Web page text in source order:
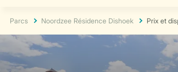
Parcs Noordzee Résidence Dishoek Prix et